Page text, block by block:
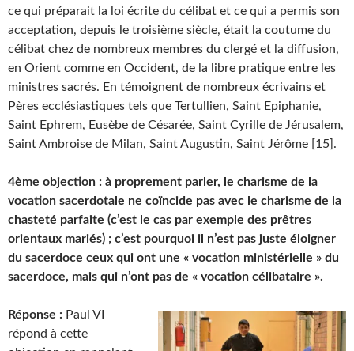
ce qui préparait la loi écrite du célibat et ce qui a permis son
acceptation, depuis le troisième siècle, était la coutume du
célibat chez de nombreux membres du clergé et la diffusion,
en Orient comme en Occident, de la libre pratique entre les
ministres sacrés. En témoignent de nombreux écrivains et
Pères ecclésiastiques tels que Tertullien, Saint Epiphanie,
Saint Ephrem, Eusèbe de Césarée, Saint Cyrille de Jérusalem,
Saint Ambroise de Milan, Saint Augustin, Saint Jérôme [15].
4ème objection : à proprement parler, le charisme de la
vocation sacerdotale ne coïncide pas avec le charisme de la
chasteté parfaite (c’est le cas par exemple des prêtres
orientaux mariés) ; c’est pourquoi il n’est pas juste éloigner
du sacerdoce ceux qui ont une « vocation ministérielle » du
sacerdoce, mais qui n’ont pas de « vocation célibataire ».
Réponse : Paul VI
répond à cette